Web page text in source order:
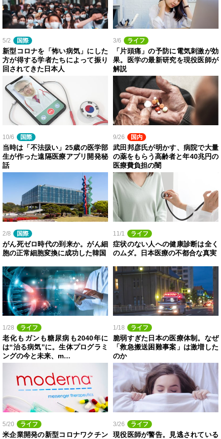
5/2 国際
新型コロナを「怖い病気」にした
方が得する学者たちによって振り
回されてきた日本人
3/6 ライフ
「片頭痛」の予防に電気刺激が効
果。医学の最新研究を現役医師が
解説
10/6 国際
当時は「不法扱い」25歳の医学部
生が作った遠隔医療アプリ開発秘
話
9/26 国内
武田邦彦氏が明かす、病院で大量
の薬をもらう高齢者と年40兆円の
医療費負担の闇
2/8 国際
がん死ゼロ時代の到来か。がん細
胞の正常細胞変換に成功した韓国
11/1 ライフ
症状のない人への健康診断は全く
のムダ。日本医療の不都合な真実
1/28 ライフ
老化もガンも糖尿病も2040年に
は“治る病気”に。生体プログラミ
ングの今と未来、m…
1/18 ライフ
脆弱すぎた日本の医療体制。なぜ
「救急搬送困難事案」は激増した
のか
5/20 ライフ
米企業開発の新型コロナワクチン
3/26 ライフ
現役医師が警告。見逃されている